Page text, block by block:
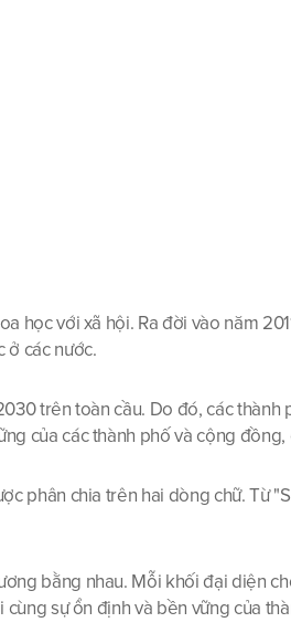
học với xã hội. Ra đời vào năm
ở các nước.
trên toàn cầu. Do đó, các
của các thành phố và cộng
phân chia trên hai dòng chữ. Từ
bằng nhau. Mỗi khối đại diện
sự ổn định và bền vững của